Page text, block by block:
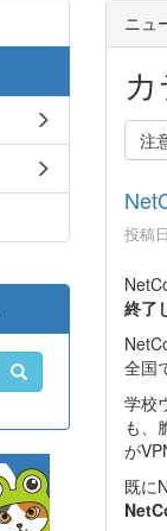
ニュ
注
投稿
終了
全国
学校
も、
が
既に